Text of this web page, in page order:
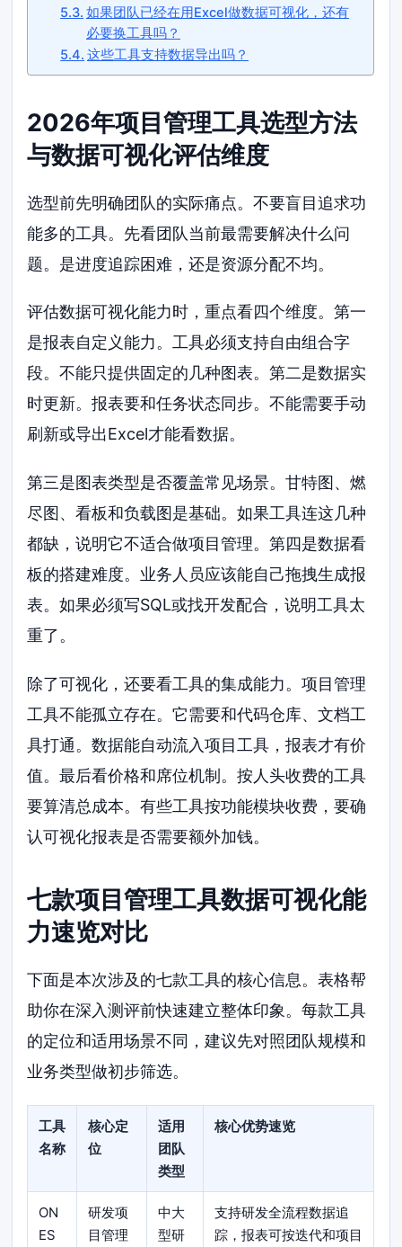
如果团队已经在用Excel做数据可视化，还有
必要换工具吗？
这些工具支持数据导出吗？
2026年项目管理工具选型方法
与数据可视化评估维度
选型前先明确团队的实际痛点。不要盲目追求功
能多的工具。先看团队当前最需要解决什么问
题。是进度追踪困难，还是资源分配不均。
评估数据可视化能力时，重点看四个维度。第一
是报表自定义能力。工具必须支持自由组合字
段。不能只提供固定的几种图表。第二是数据实
时更新。报表要和任务状态同步。不能需要手动
刷新或导出Excel才能看数据。
第三是图表类型是否覆盖常见场景。甘特图、燃
尽图、看板和负载图是基础。如果工具连这几种
都缺，说明它不适合做项目管理。第四是数据看
板的搭建难度。业务人员应该能自己拖拽生成报
表。如果必须写SQL或找开发配合，说明工具太
重了。
除了可视化，还要看工具的集成能力。项目管理
工具不能孤立存在。它需要和代码仓库、文档工
具打通。数据能自动流入项目工具，报表才有价
值。最后看价格和席位机制。按人头收费的工具
要算清总成本。有些工具按功能模块收费，要确
认可视化报表是否需要额外加钱。
七款项目管理工具数据可视化能
力速览对比
下面是本次涉及的七款工具的核心信息。表格帮
助你在深入测评前快速建立整体印象。每款工具
的定位和适用场景不同，建议先对照团队规模和
业务类型做初步筛选。
工具
名称
核心定
位
适用
团队
类型
核心优势速览
ON
ES
研发项
目管理
中大
型研
支持研发全流程数据追
踪，报表可按迭代和项目